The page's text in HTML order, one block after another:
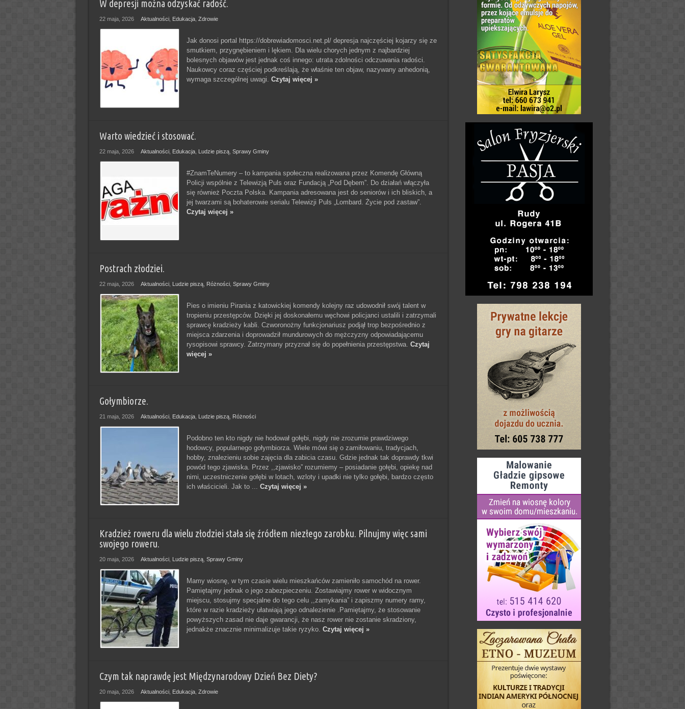
W depresji można odzyskać radość.
22 maja, 2026 Aktualności, Edukacja, Zdrowie
Jak donosi portal https://dobrewiadomosci.net.pl/ depresja najczęściej kojarzy się ze
smutkiem, przygnębieniem i lękiem. Dla wielu chorych jednym z najbardziej
bolesnych objawów jest jednak coś innego: utrata zdolności odczuwania radości.
Naukowcy coraz częściej podkreślają, że właśnie ten objaw, nazywany anhedonią,
wymaga szczególnej uwagi. Czytaj więcej »
Warto wiedzieć i stosować.
22 maja, 2026 Aktualności, Edukacja, Ludzie piszą, Sprawy Gminy
#ZnamTeNumery – to kampania społeczna realizowana przez Komendę Główną
Policji wspólnie z Telewizją Puls oraz Fundacją „Pod Dębem”. Do działań włączyła
się również Poczta Polska. Kampania adresowana jest do seniorów i ich bliskich, a
jej twarzami są bohaterowie serialu Telewizji Puls „Lombard. Życie pod zastaw”.
Czytaj więcej »
Postrach złodziei.
22 maja, 2026 Aktualności, Ludzie piszą, Różności, Sprawy Gminy
Pies o imieniu Pirania z katowickiej komendy kolejny raz udowodnił swój talent w
tropieniu przestępców. Dzięki jej doskonałemu węchowi policjanci ustalili i zatrzymali
sprawcę kradzieży kabli. Czworonożny funkcjonariusz podjął trop bezpośrednio z
miejsca zdarzenia i doprowadził mundurowych do mężczyzny odpowiadającemu
rysopisowi sprawcy. Zatrzymany przyznał się do popełnienia przestępstwa. Czytaj
więcej »
Gołymbiorze.
21 maja, 2026 Aktualności, Edukacja, Ludzie piszą, Różności
Podobno ten kto nigdy nie hodował gołębi, nigdy nie zrozumie prawdziwego
hodowcy, popularnego gołymbiorza. Wiele mówi się o zamiłowaniu, tradycjach,
hobby, znalezieniu sobie zajęcia dla zabicia czasu. Gdzie jednak tak doprawdy tkwi
powód tego zjawiska. Przez ,,zjawisko” rozumiemy – posiadanie gołębi, opiekę nad
nimi, uczestniczenie gołębi w lotach, wzloty i upadki nie tylko gołębi, bardzo często
ich właścicieli. Jak to ... Czytaj więcej »
Kradzież roweru dla wielu złodziei stała się źródłem niezłego zarobku. Pilnujmy więc sami
swojego roweru.
20 maja, 2026 Aktualności, Ludzie piszą, Sprawy Gminy
Mamy wiosnę, w tym czasie wielu mieszkańców zamieniło samochód na rower.
Pamiętajmy jednak o jego zabezpieczeniu. Zostawiajmy rower w widocznym
miejscu, stosujmy specjalne do tego celu ,,zamykania” i zapiszmy numery ramy,
które w razie kradzieży ułatwiają jego odnalezienie .Pamiętajmy, że stosowanie
powyższych zasad nie daje gwarancji, że nasz rower nie zostanie skradziony,
jednakże znacznie minimalizuje takie ryzyko. Czytaj więcej »
Czym tak naprawdę jest Międzynarodowy Dzień Bez Diety?
20 maja, 2026 Aktualności, Edukacja, Zdrowie